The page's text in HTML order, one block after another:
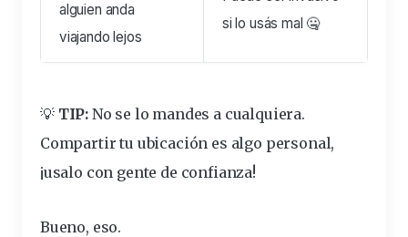
alguien anda
viajando lejos
si lo usás mal 🤐
💡 TIP: No se lo mandes a cualquiera.
Compartir tu ubicación es algo personal,
¡usalo con gente de confianza!
Bueno, eso.